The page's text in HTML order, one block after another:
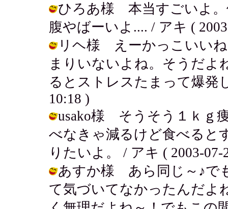
ひろあ様 本当すごいよ。
腹やばーいよ.... / アキ (
リヘ様 えーかっこいいね
まりいないよね。そうだよ
るとストレスたまって爆発
10:18 )
usako様 そうそう１ｋｇ
べなきゃ減るけど食べると
りたいよ。 / アキ ( 2003-07-
あすか様 あら同じ～♪で
て気づいてなかったんだよ